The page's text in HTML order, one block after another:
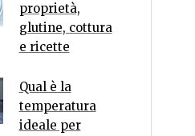
proprietà,
glutine, cottura
e ricette
Qual è la
temperatura
ideale per